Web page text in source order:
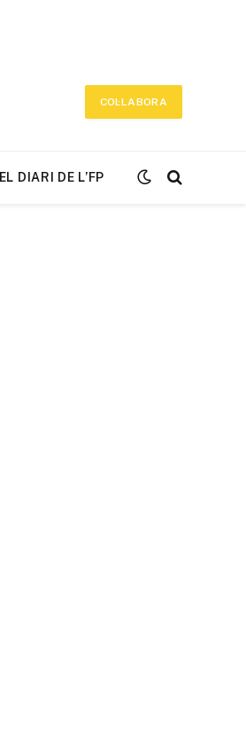
COL·LABORA
EL DIARI DE L’FP